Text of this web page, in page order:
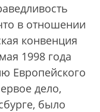
в отношении
конвенция
1998 года
Европейского
дело,
было